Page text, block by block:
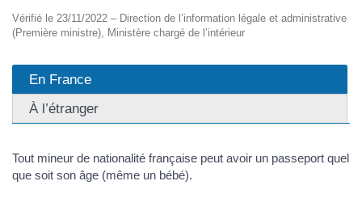
Vérifié le 23/11/2022 – Direction de l’information légale et administrative
(Première ministre), Ministère chargé de l’intérieur
En France
À l’étranger
Tout mineur de nationalité française peut avoir un passeport quel
que soit son âge (même un bébé).